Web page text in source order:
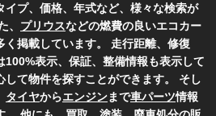
イプ、価格、年式など、様々な検索が
、 プリウスなどの燃費の良いエコカー
く掲載しています。 走行距離、修復
100%表示、保証、整備情報も表示して
して物件を探すことができます。 そし
タイヤからエンジンまで車パーツ情報